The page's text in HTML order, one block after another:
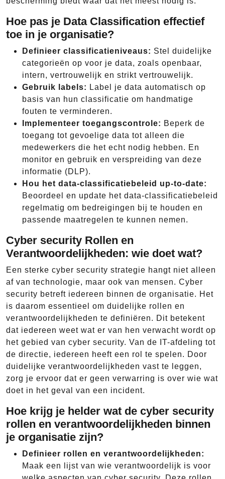
Hoe pas je Data Classification effectief
toe in je organisatie?
Definieer classificatieniveaus: Stel duidelijke
categorieën op voor je data, zoals openbaar,
intern, vertrouwelijk en strikt vertrouwelijk.
Gebruik labels: Label je data automatisch op
basis van hun classificatie om handmatige
fouten te verminderen.
Implementeer toegangscontrole: Beperk de
toegang tot gevoelige data tot alleen die
medewerkers die het echt nodig hebben. En
monitor en gebruik en verspreiding van deze
informatie (DLP).
Hou het data-classificatiebeleid up-to-date:
Beoordeel en update het data-classificatiebeleid
regelmatig om bedreigingen bij te houden en
passende maatregelen te kunnen nemen.
Cyber security Rollen en
Verantwoordelijkheden: wie doet wat?
Een sterke cyber security strategie hangt niet alleen
af van technologie, maar ook van mensen. Cyber
security betreft iedereen binnen de organisatie. Het
is daarom essentieel om duidelijke rollen en
verantwoordelijkheden te definiëren. Dit betekent
dat iedereen weet wat er van hen verwacht wordt op
het gebied van cyber security. Van de IT-afdeling tot
de directie, iedereen heeft een rol te spelen. Door
duidelijke verantwoordelijkheden vast te leggen,
zorg je ervoor dat er geen verwarring is over wie wat
doet in het geval van een incident.
Hoe krijg je helder wat de cyber security
rollen en verantwoordelijkheden binnen
je organisatie zijn?
Definieer rollen en verantwoordelijkheden:
Maak een lijst van wie verantwoordelijk is voor